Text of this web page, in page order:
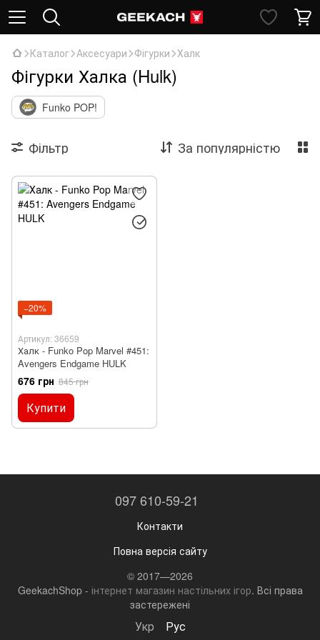
Каталог Аксесуари Фігурки Халк
Фігурки Халка (Hulk)
Funko POP!
Фільтр За популярністю
−20%
Артикул: 36659
Халк - Funko Pop Marvel #451:
Avengers Endgame HULK
676 грн 845 грн
Купити
097 610-59-21
Контакти
Повна версія сайту
© 2017—2026
GeekachShop - інтернет магазин настільних ігор. Всі права
застережені
Укр Рус